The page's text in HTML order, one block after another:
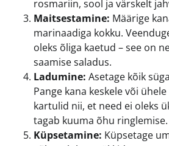
rosmariin, sool ja värskelt
Maitsestamine: Määrige
marinaadiga kokku.
oleks õliga kaetud – see on
saamise saladus.
Ladumine: Asetage kõik
Pange kana keskele või
kartulid nii, et need ei oleks
tagab kuuma õhu ringlemise.
Küpsetamine: Küpsetage